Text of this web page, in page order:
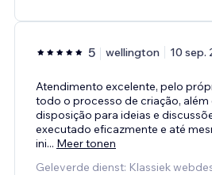
5 wellington 10 sep.
Atendimento excelente, pelo
todo o processo de criação, além
disposição para ideias e
executado eficazmente e até
ini... Meer tonen
Geleverde dienst: Klassiek